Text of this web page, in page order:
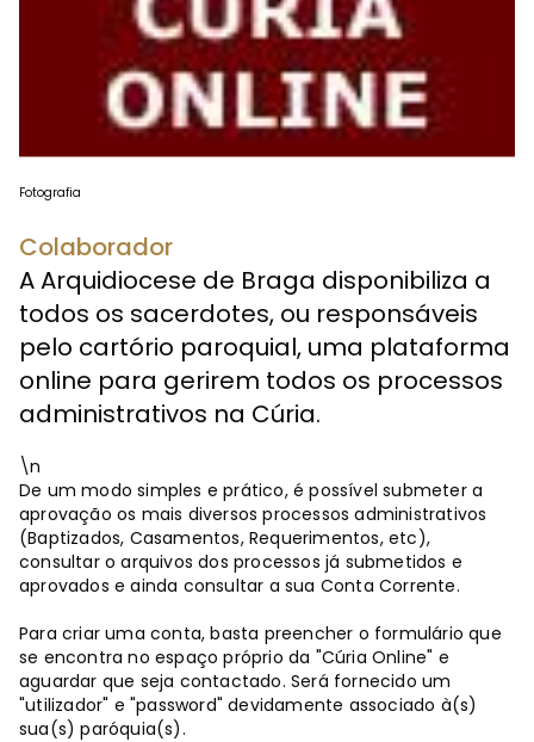
Fotografia
Colaborador
A Arquidiocese de Braga disponibiliza a
todos os sacerdotes, ou responsáveis
pelo cartório paroquial, uma plataforma
online para gerirem todos os processos
administrativos na Cúria.
\n
De um modo simples e prático, é possível submeter a
aprovação os mais diversos processos administrativos
(Baptizados, Casamentos, Requerimentos, etc),
consultar o arquivos dos processos já submetidos e
aprovados e ainda consultar a sua Conta Corrente.
Para criar uma conta, basta preencher o formulário que
se encontra no espaço próprio da "Cúria Online" e
aguardar que seja contactado. Será fornecido um
"utilizador" e "password" devidamente associado à(s)
sua(s) paróquia(s).